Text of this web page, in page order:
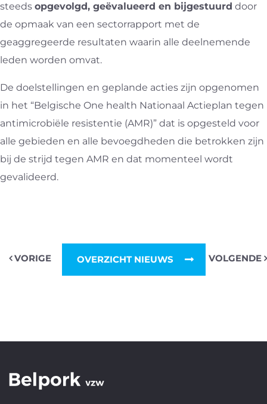
steeds opgevolgd, geëvalueerd en bijgestuurd door
de opmaak van een sectorrapport met de
geaggregeerde resultaten waarin alle deelnemende
leden worden omvat.
De doelstellingen en geplande acties zijn opgenomen
in het “Belgische One health Nationaal Actieplan tegen
antimicrobiële resistentie (AMR)” dat is opgesteld voor
alle gebieden en alle bevoegdheden die betrokken zijn
bij de strijd tegen AMR en dat momenteel wordt
gevalideerd.
VORIGE VOLGENDE
OVERZICHT NIEUWS